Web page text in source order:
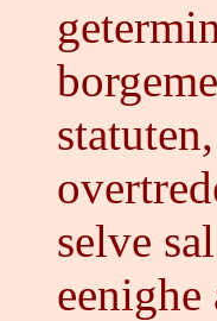
selve
eenighe